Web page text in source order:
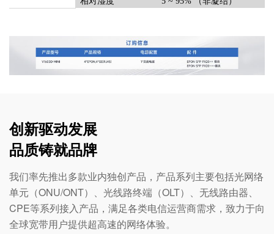
创新驱动发展
品质铸就品牌
我们率先推出多款业内独创产品，产品系列主要包括光网络
单元（ONU/ONT）、光线路终端（OLT）、无线路由器、
CPE等系列接入产品，满足各类电信运营商需求，致力于向
全球宽带用户提供超高速的网络体验。